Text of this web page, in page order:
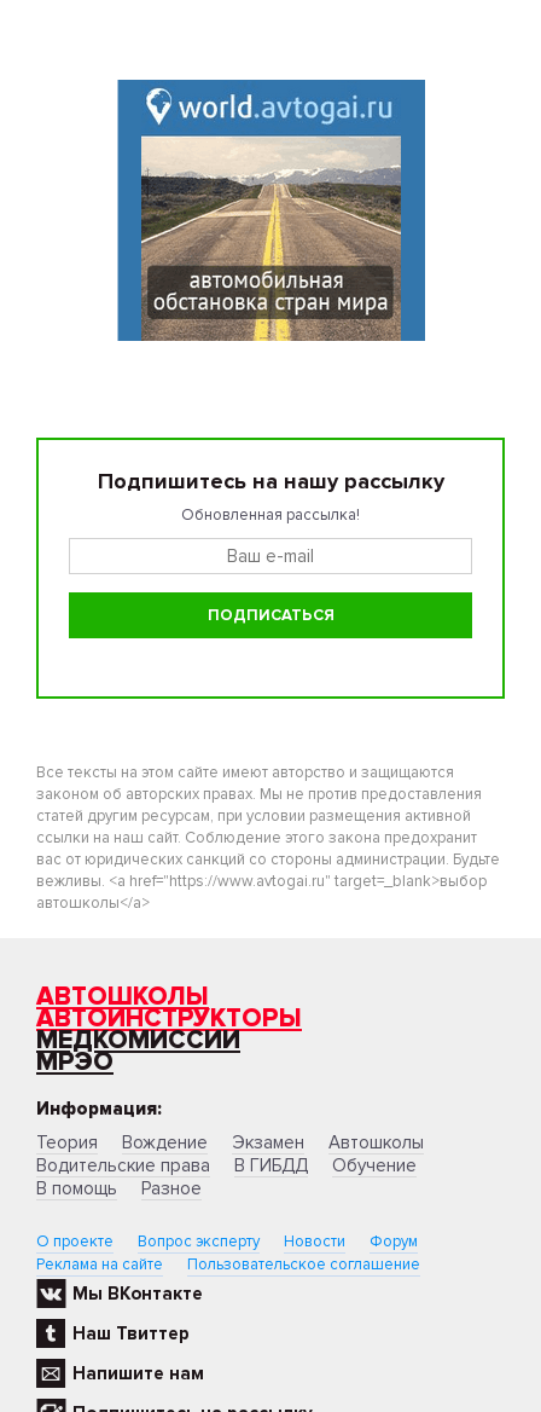
Подпишитесь на нашу рассылку
Обновленная рассылка!
Все тексты на этом сайте имеют авторство и защищаются
законом об авторских правах. Мы не против предоставления
статей другим ресурсам, при условии размещения активной
ссылки на наш сайт. Соблюдение этого закона предохранит
вас от юридических санкций со стороны администрации. Будьте
вежливы. <a href="https://www.avtogai.ru" target=_blank>выбор
автошколы</a>
АВТОШКОЛЫ
АВТОИНСТРУКТОРЫ
МЕДКОМИССИИ
МРЭО
Информация:
Теория
Вождение Экзамен
Автошколы
Водительские права
В ГИБДД
Обучение
В помощь
Разное
О проекте Вопрос эксперту Новости
Форум
Реклама на сайте
Пользовательское соглашение
Мы ВКонтакте
Наш Твиттер
Напишите нам